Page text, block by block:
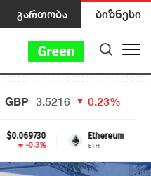
გართობა ბიზნესი
3.5216 0.23%
Ethereum
ETH